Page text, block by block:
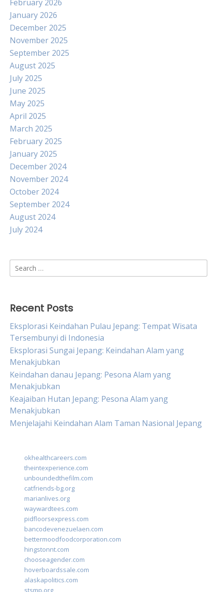
February 2026
January 2026
December 2025
November 2025
September 2025
August 2025
July 2025
June 2025
May 2025
April 2025
March 2025
February 2025
January 2025
December 2024
November 2024
October 2024
September 2024
August 2024
July 2024
Search
for:
Recent Posts
Eksplorasi Keindahan Pulau Jepang: Tempat Wisata
Tersembunyi di Indonesia
Eksplorasi Sungai Jepang: Keindahan Alam yang
Menakjubkan
Keindahan danau Jepang: Pesona Alam yang
Menakjubkan
Keajaiban Hutan Jepang: Pesona Alam yang
Menakjubkan
Menjelajahi Keindahan Alam Taman Nasional Jepang
okhealthcareers.com
theintexperience.com
unboundedthefilm.com
catfriends-bg.org
marianlives.org
waywardtees.com
pidfloorsexpress.com
bancodevenezuelaen.com
bettermoodfoodcorporation.com
hingstonnt.com
chooseagender.com
hoverboardssale.com
alaskapolitics.com
stsmp.org